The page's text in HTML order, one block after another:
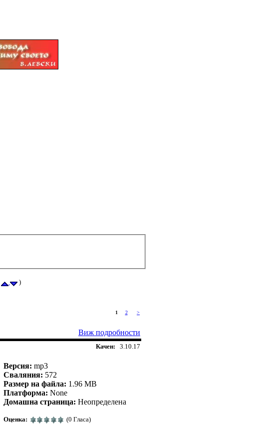
)
1 2 >
Виж подробности
Качен: 3.10.17
Версия: mp3
Сваляния: 572
Размер на файла: 1.96 MB
Платформа: None
Домашна страница: Неопределена
Оценка:
(0 Гласа)